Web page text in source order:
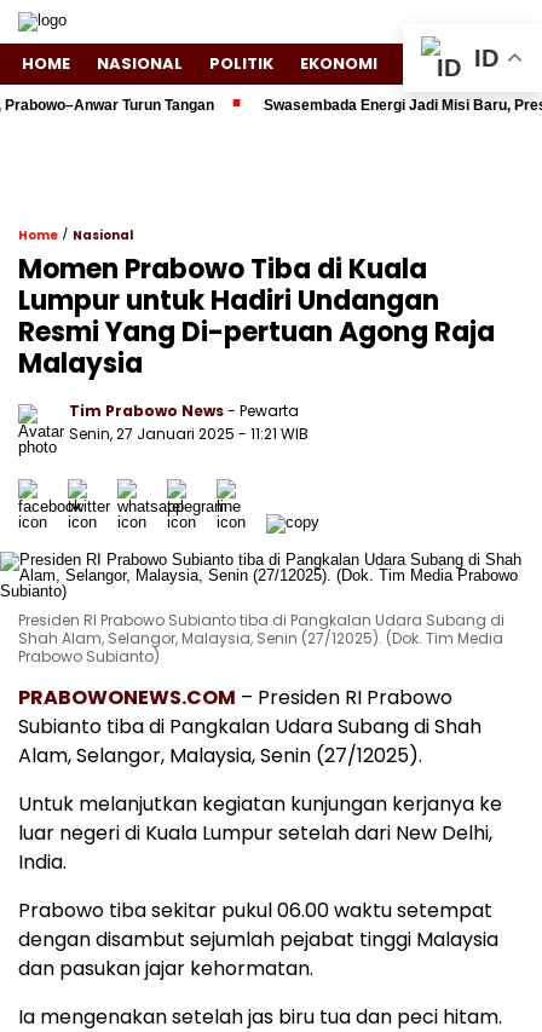
HOME NASIONAL POLITIK EKONOMI ENTERTAINMENT
Turun Tangan Swasembada Energi Jadi Misi Baru,
Home / Nasional
Momen Prabowo Tiba di Kuala
Lumpur untuk Hadiri Undangan
Resmi Yang Di-pertuan Agong Raja
Malaysia
Tim Prabowo News- Pewarta
Senin, 27 Januari 2025 - 11:21 WIB
Presiden RI Prabowo Subianto tiba di Pangkalan Udara Subang di
Shah Alam, Selangor, Malaysia, Senin (27/12025). (Dok. Tim Media
Prabowo Subianto)
PRABOWONEWS.COM – Presiden RI Prabowo
Subianto tiba di Pangkalan Udara Subang di Shah
Alam, Selangor, Malaysia, Senin (27/12025).
Untuk melanjutkan kegiatan kunjungan kerjanya ke
luar negeri di Kuala Lumpur setelah dari New Delhi,
India.
Prabowo tiba sekitar pukul 06.00 waktu setempat
dengan disambut sejumlah pejabat tinggi Malaysia
dan pasukan jajar kehormatan.
Ia mengenakan setelah jas biru tua dan peci hitam.
ID